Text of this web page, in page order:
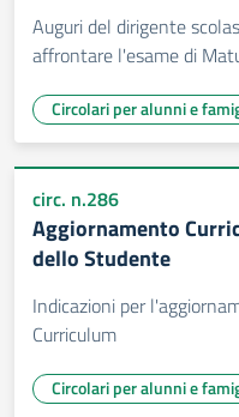
Auguri del dirigente
affrontare l'esame di
Circolari per alunni e
circ. n.286
Aggiornamento
dello Studente
Indicazioni per
Curriculum
Circolari per alunni e